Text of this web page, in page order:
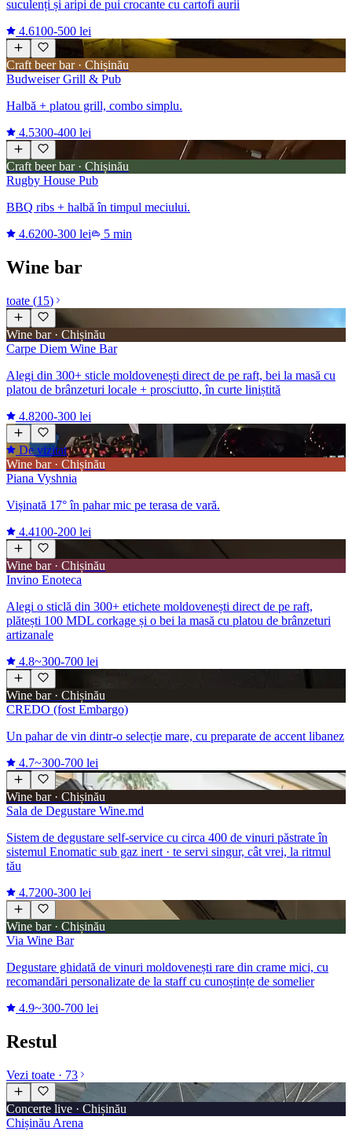
suculenți și aripi de pui crocante cu cartofi aurii
4.6100-500 lei
Craft beer bar · Chișinău
Budweiser Grill & Pub
Halbă + platou grill, combo simplu.
4.5300-400 lei
Craft beer bar · Chișinău
Rugby House Pub
BBQ ribs + halbă în timpul meciului.
4.6200-300 lei 5 min
Wine bar
toate (15)
Wine bar · Chișinău
Carpe Diem Wine Bar
Alegi din 300+ sticle moldovenești direct de pe raft, bei la masă cu
platou de brânzeturi locale + prosciutto, în curte liniștită
4.8200-300 lei
De vizitat
Wine bar · Chișinău
Piana Vyshnia
Vișinată 17° în pahar mic pe terasa de vară.
4.4100-200 lei
Wine bar · Chișinău
Invino Enoteca
Alegi o sticlă din 300+ etichete moldovenești direct de pe raft,
plătești 100 MDL corkage și o bei la masă cu platou de brânzeturi
artizanale
4.8~300-700 lei
Wine bar · Chișinău
CREDO (fost Embargo)
Un pahar de vin dintr-o selecție mare, cu preparate de accent libanez
4.7~300-700 lei
Wine bar · Chișinău
Sala de Degustare Wine.md
Sistem de degustare self-service cu circa 400 de vinuri păstrate în
sistemul Enomatic sub gaz inert · te servi singur, cât vrei, la ritmul
tău
4.7200-300 lei
Wine bar · Chișinău
Via Wine Bar
Degustare ghidată de vinuri moldovenești rare din crame mici, cu
recomandări personalizate de la staff cu cunoștințe de somelier
4.9~300-700 lei
Restul
Vezi toate · 73
Concerte live · Chișinău
Chișinău Arena